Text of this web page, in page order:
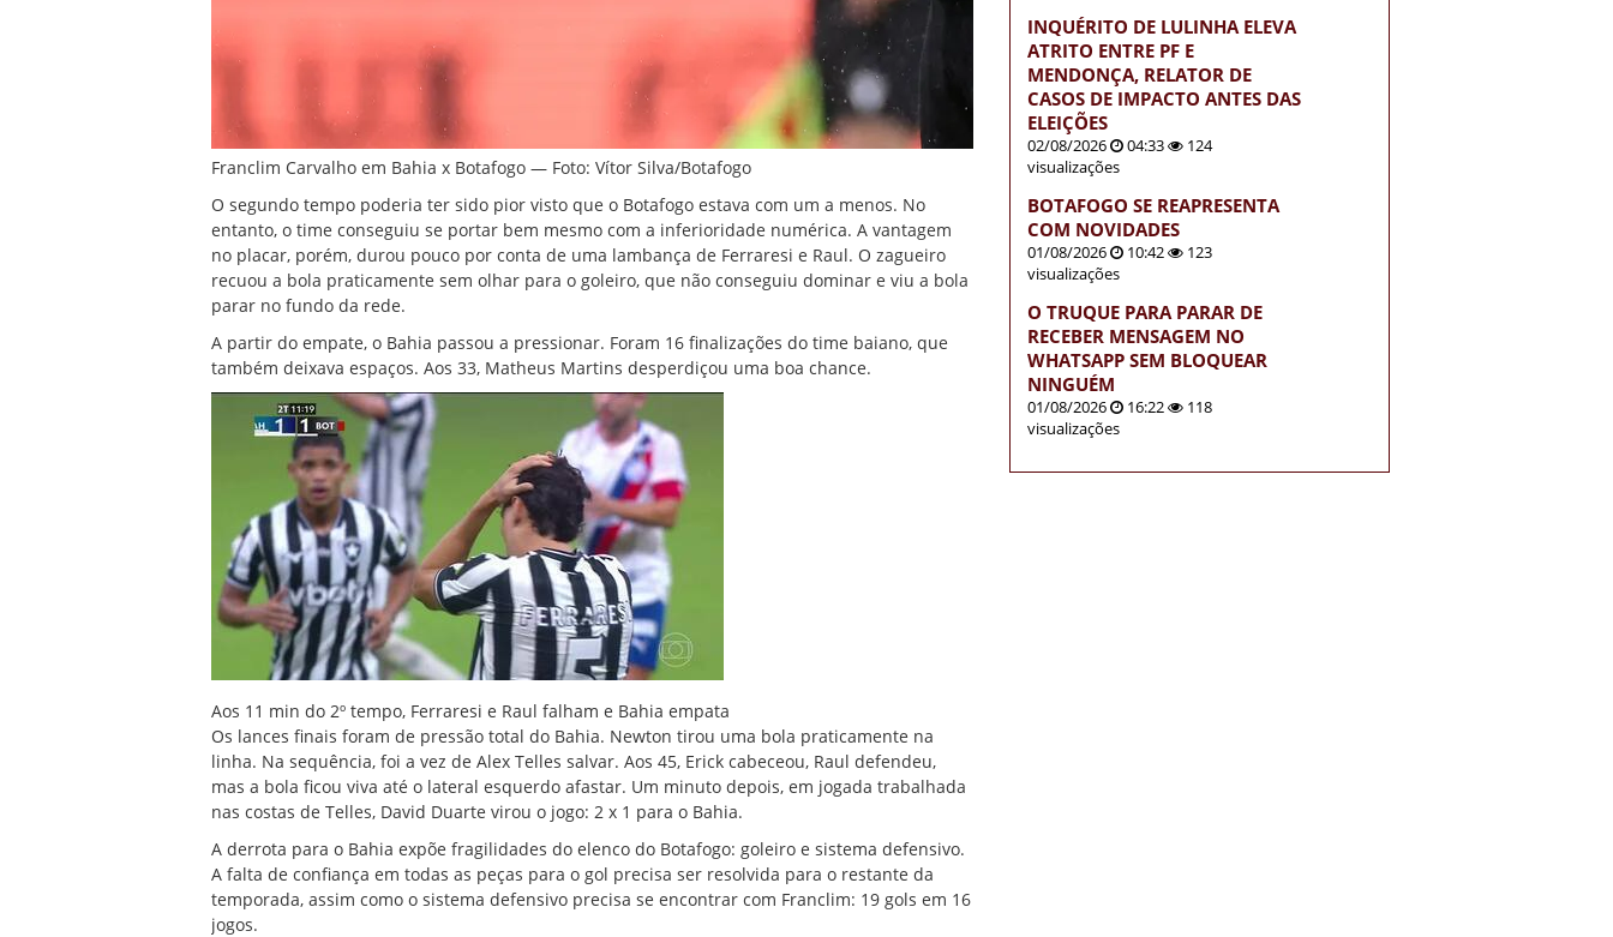
Franclim Carvalho em Bahia x Botafogo — Foto: Vítor Silva/Botafogo
O segundo tempo poderia ter sido pior visto que o Botafogo estava com um a menos. No
entanto, o time conseguiu se portar bem mesmo com a inferioridade numérica. A vantagem
no placar, porém, durou pouco por conta de uma lambança de Ferraresi e Raul. O zagueiro
recuou a bola praticamente sem olhar para o goleiro, que não conseguiu dominar e viu a bola
parar no fundo da rede.
A partir do empate, o Bahia passou a pressionar. Foram 16 finalizações do time baiano, que
também deixava espaços. Aos 33, Matheus Martins desperdiçou uma boa chance.
Aos 11 min do 2º tempo, Ferraresi e Raul falham e Bahia empata
Os lances finais foram de pressão total do Bahia. Newton tirou uma bola praticamente na
linha. Na sequência, foi a vez de Alex Telles salvar. Aos 45, Erick cabeceou, Raul defendeu,
mas a bola ficou viva até o lateral esquerdo afastar. Um minuto depois, em jogada trabalhada
nas costas de Telles, David Duarte virou o jogo: 2 x 1 para o Bahia.
A derrota para o Bahia expõe fragilidades do elenco do Botafogo: goleiro e sistema defensivo.
A falta de confiança em todas as peças para o gol precisa ser resolvida para o restante da
temporada, assim como o sistema defensivo precisa se encontrar com Franclim: 19 gols em 16
jogos.
INQUÉRITO DE LULINHA ELEVA
ATRITO ENTRE PF E
MENDONÇA, RELATOR DE
CASOS DE IMPACTO ANTES DAS
ELEIÇÕES
02/08/2026 04:33
124
visualizações
BOTAFOGO SE REAPRESENTA
COM NOVIDADES
01/08/2026 10:42
123
visualizações
O TRUQUE PARA PARAR DE
RECEBER MENSAGEM NO
WHATSAPP SEM BLOQUEAR
NINGUÉM
01/08/2026 16:22
118
visualizações